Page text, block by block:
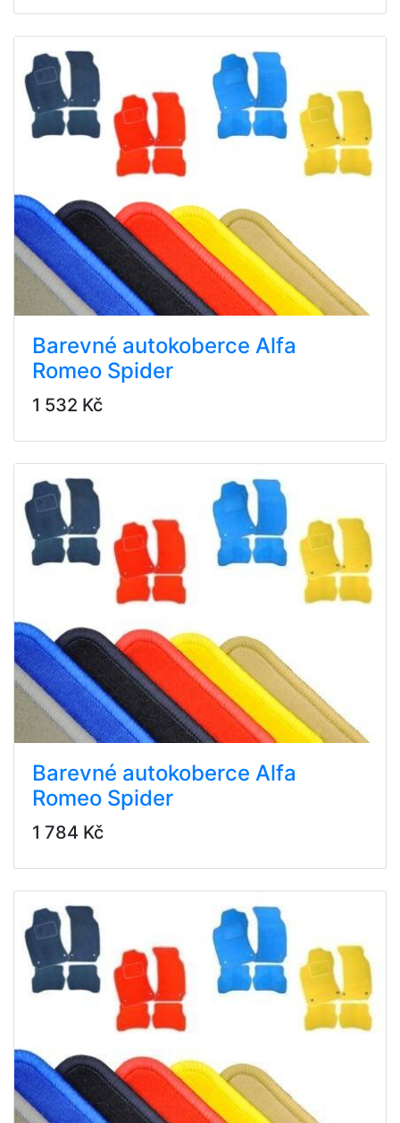
Barevné autokoberce Alfa
Romeo Spider
1 532 Kč
Barevné autokoberce Alfa
Romeo Spider
1 784 Kč